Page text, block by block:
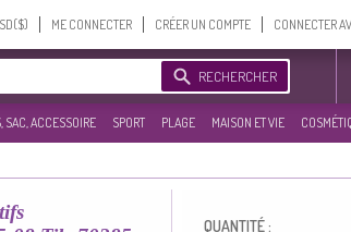
ME CONNECTER CRÉER UN COMPTE CONNECTER
RECHERCHER
SAC, ACCESSOIRE SPORT PLAGE MAISON ET VIE
QUANTITÉ :